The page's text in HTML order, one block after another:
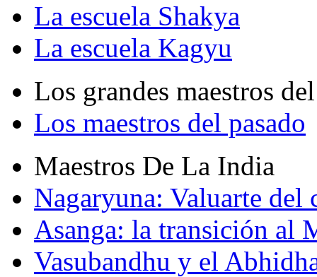
La escuela Shakya
La escuela Kagyu
Los grandes maestros
Los maestros del pasado
Maestros De La India
Nagaryuna: Valuarte del
Asanga: la transición al
Vasubandhu y el